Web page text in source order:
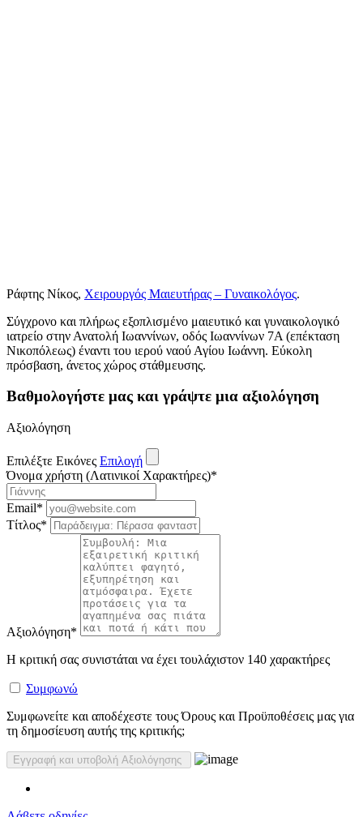
Ράφτης Νίκος, Χειρουργός Μαιευτήρας – Γυναικολόγος.
Σύγχρονο και πλήρως εξοπλισμένο μαιευτικό και γυναικολογικό
ιατρείο στην Ανατολή Ιωαννίνων, οδός Ιωαννίνων 7Α (επέκταση
Νικοπόλεως) έναντι του ιερού ναού Αγίου Ιωάννη. Εύκολη
πρόσβαση, άνετος χώρος στάθμευσης.
Βαθμολογήστε μας και γράψτε μια αξιολόγηση
Αξιολόγηση
Επιλέξτε Εικόνες Επιλογή
Όνομα χρήστη (Λατινικοί Χαρακτήρες)*
Email*
Τίτλος*
Αξιολόγηση*
Η κριτική σας συνιστάται να έχει τουλάχιστον 140 χαρακτήρες
Συμφωνώ
Συμφωνείτε και αποδέχεστε τους Όρους και Προϋποθέσεις μας για
τη δημοσίευση αυτής της κριτικής;